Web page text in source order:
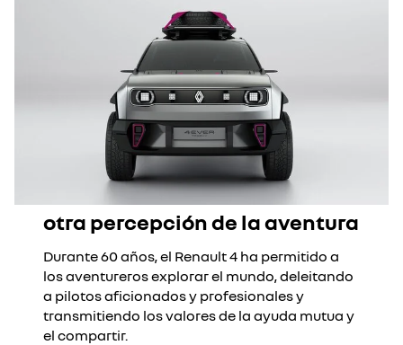
otra percepción de la aventura
Durante 60 años, el Renault 4 ha permitido a
los aventureros explorar el mundo, deleitando
a pilotos aficionados y profesionales y
transmitiendo los valores de la ayuda mutua y
el compartir.